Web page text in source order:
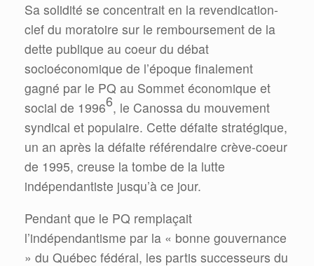
Sa solidité se concentrait en la revendication-
clef du moratoire sur le remboursement de la
dette publique au coeur du débat
socioéconomique de l’époque finalement
gagné par le PQ au Sommet économique et
social de 19966, le Canossa du mouvement
syndical et populaire. Cette défaite stratégique,
un an après la défaite référendaire crève-coeur
de 1995, creuse la tombe de la lutte
indépendantiste jusqu’à ce jour.
Pendant que le PQ remplaçait
l’indépendantisme par la « bonne gouvernance
» du Québec fédéral, les partis successeurs du